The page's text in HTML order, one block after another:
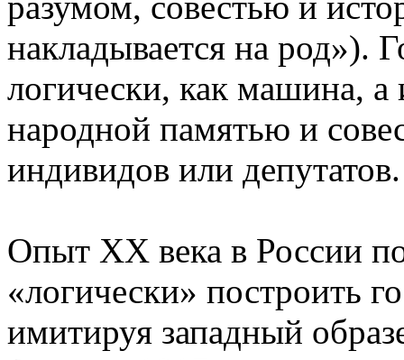
накладывается на род»).
логически, как машина, а
народной памятью и
индивидов или депутатов.
Опыт ХХ века в России
«логически» построить
имитируя западный